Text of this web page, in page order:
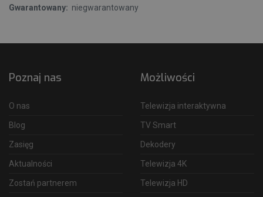
Gwarantowany: niegwarantowany
Poznaj nas
O nas
Blog
Zasięg
Aktualności
Zostań partnerem
Możliwości
Telewizja interaktywna
TV Smart
Dekodery
Telewizja 4K
Telewizja HD